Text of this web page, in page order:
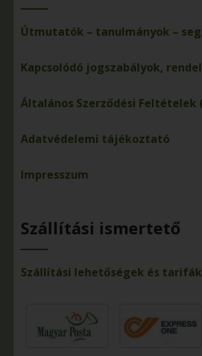
Útmutatók – tanulmányok –
Kapcsolódó jogszabályok,
Általános Szerződési Feltételek
Adatvédelemi tájékoztató
Impresszum
Szállítási ismertető
Szállítási lehetőségek és tarifák